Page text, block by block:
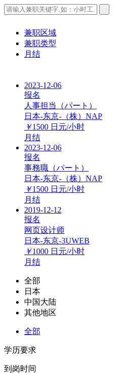
兼职区域
兼职类型
月结
2023-12-06
报名
人事担当（パート）
日本-东京-（株）NAP
￥1500 日元/小时
月结
2023-12-06
报名
事務職（パート）
日本-东京-（株）NAP
￥1500 日元/小时
月结
2019-12-12
报名
网页设计师
日本-东京-3UWEB
￥1000 日元/小时
月结
全部
日本
中国大陆
其他地区
全部
学历要求
到岗时间